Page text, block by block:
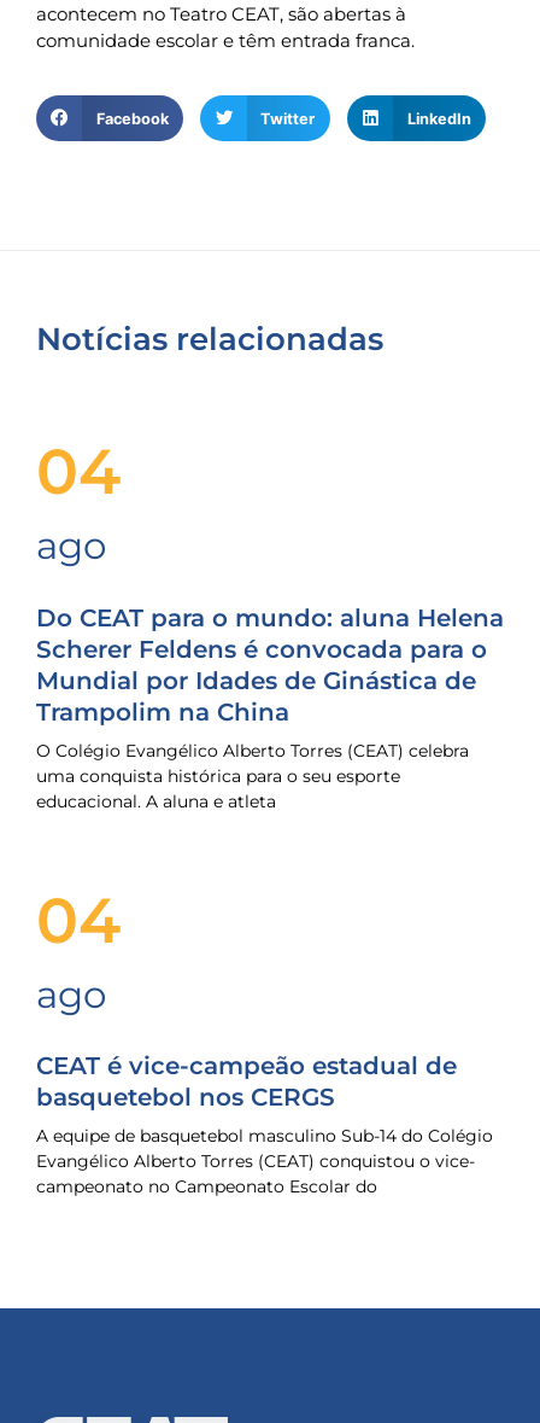
acontecem no Teatro CEAT, são abertas à
comunidade escolar e têm entrada franca.
Facebook Twitter LinkedIn
Notícias relacionadas
04
ago
Do CEAT para o mundo: aluna Helena
Scherer Feldens é convocada para o
Mundial por Idades de Ginástica de
Trampolim na China
O Colégio Evangélico Alberto Torres (CEAT) celebra
uma conquista histórica para o seu esporte
educacional. A aluna e atleta
04
ago
CEAT é vice-campeão estadual de
basquetebol nos CERGS
A equipe de basquetebol masculino Sub-14 do Colégio
Evangélico Alberto Torres (CEAT) conquistou o vice-
campeonato no Campeonato Escolar do